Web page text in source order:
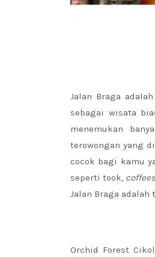
Jalan Braga
sebagai wisata
menemukan
terowongan yang
cocok bagi kamu
seperti took,
Jalan Braga
Orchid Forest